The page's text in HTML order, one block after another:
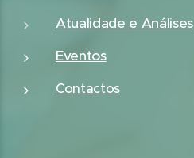
Atualidade e Análises
Eventos
Contactos